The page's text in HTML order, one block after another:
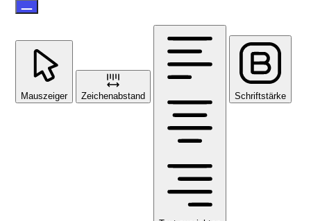
Mauszeiger Zeichenabstand Schriftstärke